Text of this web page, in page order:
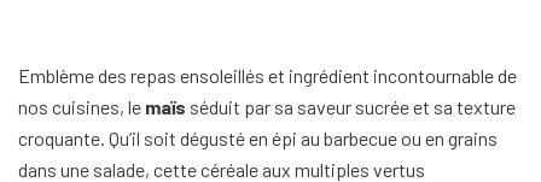
Emblème des repas ensoleillés et ingrédient incontournable de
nos cuisines, le maïs séduit par sa saveur sucrée et sa texture
croquante. Qu’il soit dégusté en épi au barbecue ou en grains
dans une salade, cette céréale aux multiples vertus